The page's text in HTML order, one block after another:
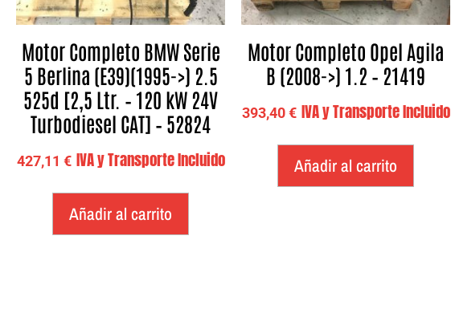
Motor Completo BMW Serie
5 Berlina (E39)(1995->) 2.5
525d [2,5 Ltr. – 120 kW 24V
Turbodiesel CAT] – 52824
427,11 € IVA y Transporte Incluido
Añadir al carrito
Motor Completo Opel Agila
B (2008->) 1.2 – 21419
393,40€ IVA y Transporte Incluido
Añadir al carrito